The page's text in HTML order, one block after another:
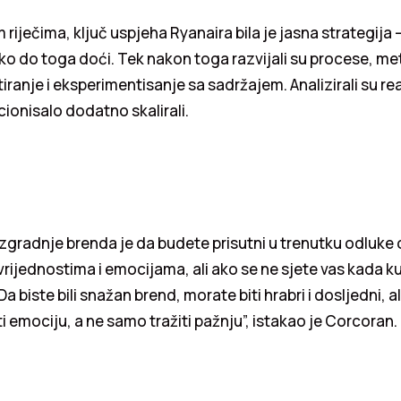
riječima, ključ uspjeha Ryanaira bila je jasna strategija
do toga doći. Tek nakon toga razvijali su procese,
i eksperimentisanje sa sadržajem. Analizirali su
dodatno skalirali.
brenda je da budete prisutni u trenutku odluke
i emocijama, ali ako se ne sjete vas kada
biste bili snažan brend, morate biti hrabri i dosljedni,
emociju, a ne samo tražiti pažnju”, istakao je Corcoran.